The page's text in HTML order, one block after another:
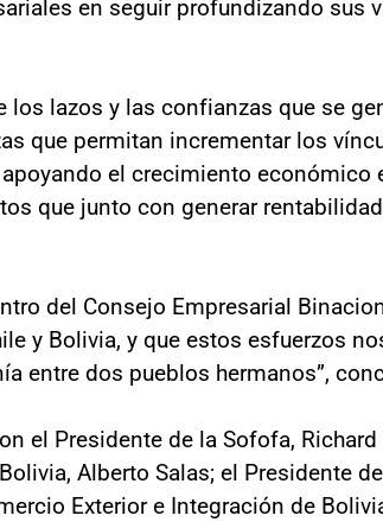
en seguir profundizando sus
los lazos y las confianzas que se
que permitan incrementar los
el crecimiento económico
que junto con generar
del Consejo Empresarial
y Bolivia, y que estos esfuerzos
entre dos pueblos hermanos”,
el Presidente de la Sofofa,
Alberto Salas; el Presidente
Exterior e Integración de